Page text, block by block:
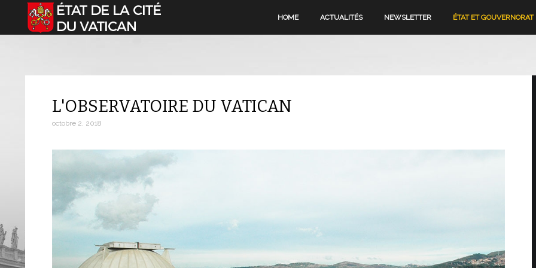
Sélectionnez votre langue HOME ACTUALITÉS NEWSLETTER ÉTAT ET GOUVERNORAT
L'OBSERVATOIRE DU VATICAN
octobre 2, 2018